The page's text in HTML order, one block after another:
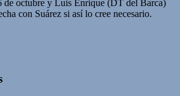
de octubre y Luis Enrique (DT del Barca)
con Suárez si así lo cree necesario.